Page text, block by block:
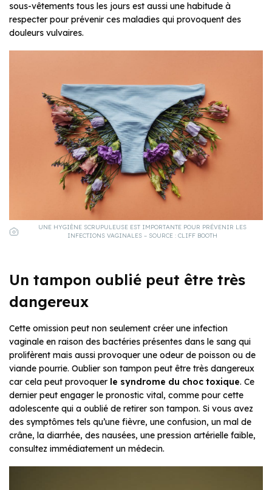
sous-vêtements tous les jours est aussi une habitude à
respecter pour prévenir ces maladies qui provoquent des
douleurs vulvaires.
UNE HYGIÈNE SCRUPULEUSE EST IMPORTANTE POUR PRÉVENIR LES
INFECTIONS VAGINALES – SOURCE : CLIFF BOOTH
Un tampon oublié peut être très
dangereux
Cette omission peut non seulement créer une infection
vaginale en raison des bactéries présentes dans le sang qui
prolifèrent mais aussi provoquer une odeur de poisson ou de
viande pourrie. Oublier son tampon peut être très dangereux
car cela peut provoquer le syndrome du choc toxique. Ce
dernier peut engager le pronostic vital, comme pour cette
adolescente qui a oublié de retirer son tampon. Si vous avez
des symptômes tels qu’une fièvre, une confusion, un mal de
crâne, la diarrhée, des nausées, une pression artérielle faible,
consultez immédiatement un médecin.